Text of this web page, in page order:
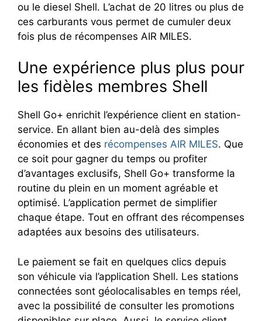
ou le diesel Shell. L’achat de 20 litres ou plus de
ces carburants vous permet de cumuler deux
fois plus de récompenses AIR MILES.
Une expérience plus plus pour
les fidèles membres Shell
Shell Go+ enrichit l’expérience client en station-
service. En allant bien au-delà des simples
économies et des récompenses AIR MILES. Que
ce soit pour gagner du temps ou profiter
d’avantages exclusifs, Shell Go+ transforme la
routine du plein en un moment agréable et
optimisé. L’application permet de simplifier
chaque étape. Tout en offrant des récompenses
adaptées aux besoins des utilisateurs.
Le paiement se fait en quelques clics depuis
son véhicule via l’application Shell. Les stations
connectées sont géolocalisables en temps réel,
avec la possibilité de consulter les promotions